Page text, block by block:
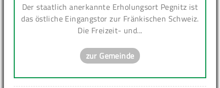
Der staatlich anerkannte Erholungsort Pegnitz ist
das östliche Eingangstor zur Fränkischen Schweiz.
Die Freizeit- und...
zur Gemeinde